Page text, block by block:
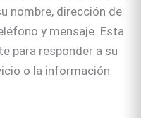
nombre, dirección de
y mensaje. Esta
para responder a su
o la información